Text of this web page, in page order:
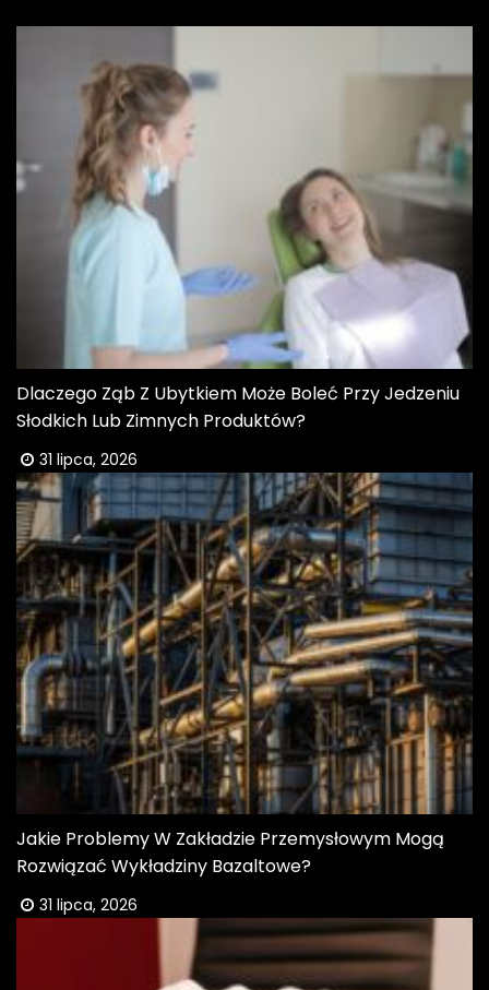
Dlaczego Ząb Z Ubytkiem Może Boleć Przy Jedzeniu
Słodkich Lub Zimnych Produktów?
31 lipca, 2026
Jakie Problemy W Zakładzie Przemysłowym Mogą
Rozwiązać Wykładziny Bazaltowe?
31 lipca, 2026